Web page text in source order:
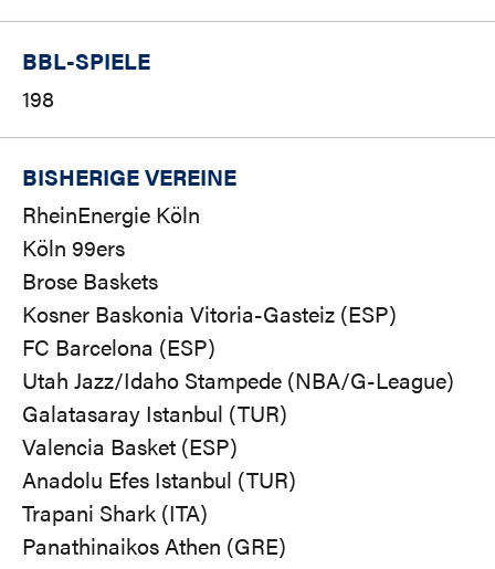
BBL-SPIELE
198
BISHERIGE VEREINE
RheinEnergie Köln
Köln 99ers
Brose Baskets
Kosner Baskonia Vitoria-Gasteiz (ESP)
FC Barcelona (ESP)
Utah Jazz/Idaho Stampede (NBA/G-League)
Galatasaray Istanbul (TUR)
Valencia Basket (ESP)
Anadolu Efes Istanbul (TUR)
Trapani Shark (ITA)
Panathinaikos Athen (GRE)